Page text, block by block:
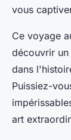
vous
Ce voyage
découvrir
dans
Puissiez-
art